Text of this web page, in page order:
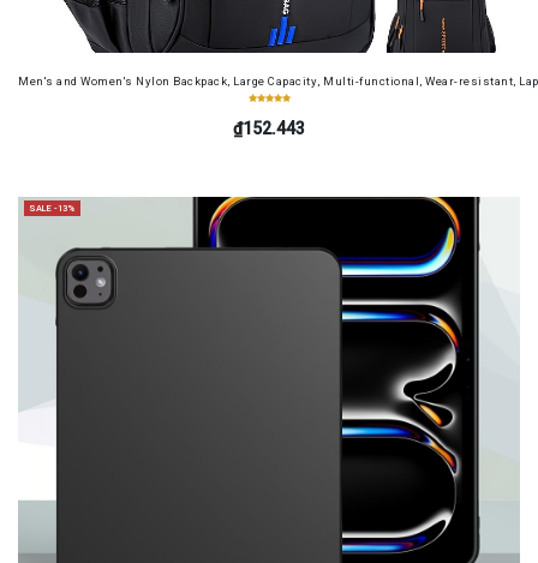
Men's and Women's Nylon Backpack, Large Capacity, Multi-functional, Wear-resistant,
₫152.443
SALE -13%